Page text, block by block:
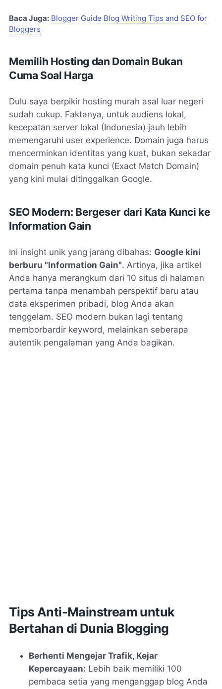
Baca Juga: Blogger Guide Blog Writing Tips and SEO for
Bloggers
Memilih Hosting dan Domain Bukan
Cuma Soal Harga
Dulu saya berpikir hosting murah asal luar negeri
sudah cukup. Faktanya, untuk audiens lokal,
kecepatan server lokal (Indonesia) jauh lebih
memengaruhi user experience. Domain juga harus
mencerminkan identitas yang kuat, bukan sekadar
domain penuh kata kunci (Exact Match Domain)
yang kini mulai ditinggalkan Google.
SEO Modern: Bergeser dari Kata Kunci ke
Information Gain
Ini insight unik yang jarang dibahas: Google kini
berburu "Information Gain". Artinya, jika artikel
Anda hanya merangkum dari 10 situs di halaman
pertama tanpa menambah perspektif baru atau
data eksperimen pribadi, blog Anda akan
tenggelam. SEO modern bukan lagi tentang
memborbardir keyword , melainkan seberapa
autentik pengalaman yang Anda bagikan.
Tips Anti-Mainstream untuk
Bertahan di Dunia Blogging
Berhenti Mengejar Trafik, Kejar
Kepercayaan: Lebih baik memiliki 100
pembaca setia yang menganggap blog Anda